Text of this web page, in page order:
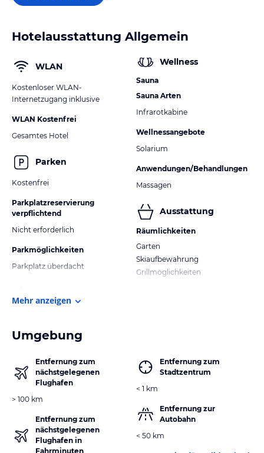
Hotelausstattung Allgemein
WLAN
Kostenloser WLAN-
Internetzugang inklusive
WLAN Kostenfrei
Gesamtes Hotel
Parken
Kostenfrei
Parkplatzreservierung
verpflichtend
Nicht erforderlich
Parkmöglichkeiten
Parkplatz überdacht
Wellness
Sauna
Sauna Arten
Infrarotkabine
Wellnessangebote
Solarium
Anwendungen/Behandlungen
Massagen
Ausstattung
Räumlichkeiten
Garten
Skiaufbewahrung
Grillmöglichkeiten
Mehr anzeigen
Umgebung
Entfernung zum
nächstgelegenen
Flughafen
> 100 km
Entfernung zum
nächstgelegenen
Flughafen in
Fahrminuten
Entfernung zum
Stadtzentrum
< 1 km
Entfernung zur
Autobahn
< 50 km